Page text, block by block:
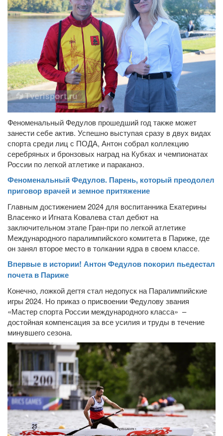
Феноменальный Федулов прошедший год также может
занести себе актив. Успешно выступая сразу в двух видах
спорта среди лиц с ПОДА, Антон собрал коллекцию
серебряных и бронзовых наград на Кубках и чемпионатах
России по легкой атлетике и параканоэ.
Феноменальный Федулов. Парень, который преодолел
приговор врачей и земное притяжение
Главным достижением 2024 для воспитанника Екатерины
Власенко и Игната Ковалева стал дебют на
заключительном этапе Гран-при по легкой атлетике
Международного паралимпийского комитета в Париже, где
он занял второе место в толкании ядра в своем классе.
Впервые в истории! Антон Федулов покорил пьедестал
почета в Париже
Конечно, ложкой дегтя стал недопуск на Паралимпийские
игры 2024. Но приказ о присвоении Федулову звания
«Мастер спорта России международного класса» –
достойная компенсация за все усилия и труды в течение
минувшего сезона.